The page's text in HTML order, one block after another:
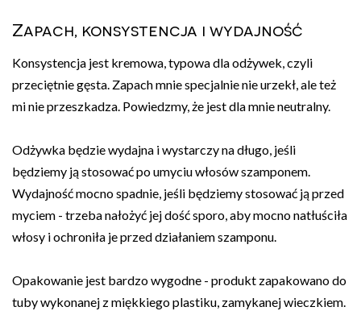
Zapach, konsystencja i wydajność
Konsystencja jest kremowa, typowa dla odżywek, czyli
przeciętnie gęsta. Zapach mnie specjalnie nie urzekł, ale też
mi nie przeszkadza. Powiedzmy, że jest dla mnie neutralny.
Odżywka będzie wydajna i wystarczy na długo, jeśli
będziemy ją stosować po umyciu włosów szamponem.
Wydajność mocno spadnie, jeśli będziemy stosować ją przed
myciem - trzeba nałożyć jej dość sporo, aby mocno natłuściła
włosy i ochroniła je przed działaniem szamponu.
Opakowanie jest bardzo wygodne - produkt zapakowano do
tuby wykonanej z miękkiego plastiku, zamykanej wieczkiem.